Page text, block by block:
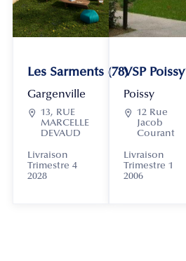
Les Sarments (78)
Gargenville
 13, RUE
MARCELLE
DEVAUD
Livraison
Trimestre 4
2028
VSP Poissy
Poissy
 12 Rue
Jacob
Courant
Livraison
Trimestre 1
2006